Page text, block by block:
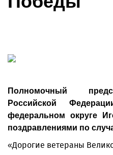
Полномочный
Российской
федеральном округе
поздравлениями по
«Дорогие ветераны